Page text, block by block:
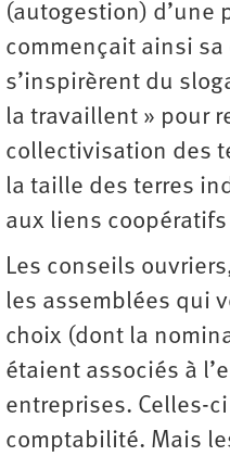
(autogestion) d’une
commençait ainsi
s’inspirèrent du
la travaillent » pour
collectivisation des
la taille des terres
aux liens coopératifs
Les conseils
les assemblées qui
choix (dont la
étaient associés à
entreprises. Celles-
comptabilité. Mais